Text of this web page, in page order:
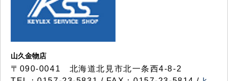
山久金物店
〒090-0041 北海道北見市北一条西4-8-2